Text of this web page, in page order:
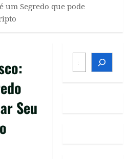
um Segredo que pode
Seu
SEARCH